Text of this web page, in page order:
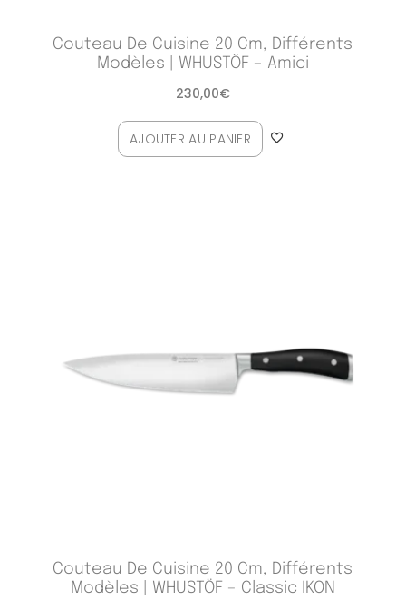
Couteau De Cuisine 20 Cm, Différents
Modèles | WHUSTÖF – Amici
230,00€
AJOUTER AU PANIER
Couteau De Cuisine 20 Cm, Différents
Modèles | WHUSTÖF – Classic IKON